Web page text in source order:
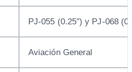
PJ-055 (0.25″) y PJ-068
Aviación General